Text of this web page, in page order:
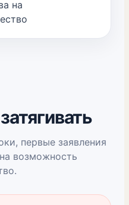
на
первые заявления
возможность